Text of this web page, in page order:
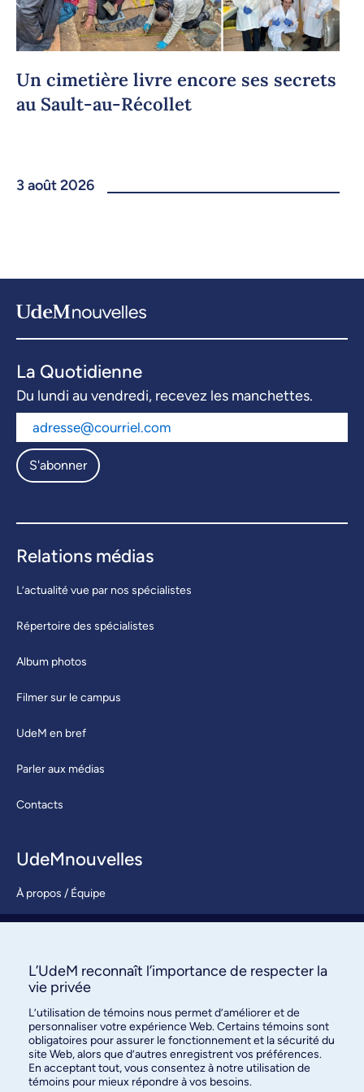
Un cimetière livre encore ses secrets
au Sault-au-Récollet
3 août 2026
La Quotidienne
Du lundi au vendredi, recevez les manchettes.
S'abonner
Relations médias
L’actualité vue par nos spécialistes
Répertoire des spécialistes
Album photos
Filmer sur le campus
UdeM en bref
Parler aux médias
Contacts
UdeMnouvelles
À propos / Équipe
S’abonner
L’UdeM reconnaît l’importance de respecter la
vie privée
L’utilisation de témoins nous permet d’améliorer et de
personnaliser votre expérience Web. Certains témoins sont
obligatoires pour assurer le fonctionnement et la sécurité du
site Web, alors que d’autres enregistrent vos préférences.
En acceptant tout, vous consentez à notre utilisation de
témoins pour mieux répondre à vos besoins.